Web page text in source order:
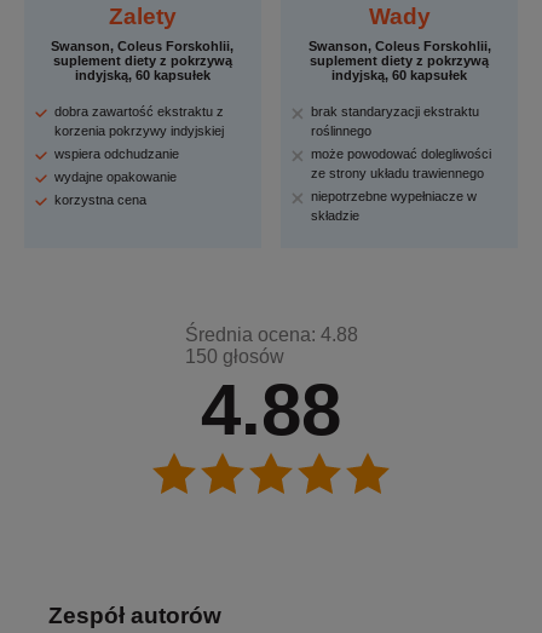
Zalety
Swanson, Coleus Forskohlii,
suplement diety z pokrzywą
indyjską, 60 kapsułek
dobra zawartość ekstraktu z
korzenia pokrzywy indyjskiej
wspiera odchudzanie
wydajne opakowanie
korzystna cena
Wady
Swanson, Coleus Forskohlii,
suplement diety z pokrzywą
indyjską, 60 kapsułek
brak standaryzacji ekstraktu
roślinnego
może powodować dolegliwości
ze strony układu trawiennego
niepotrzebne wypełniacze w
składzie
4.88
Średnia ocena: 4.88
150 głosów
Zespół autorów